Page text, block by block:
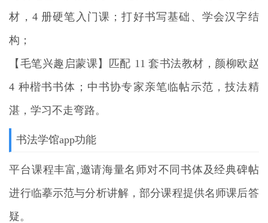
材，4 册硬笔入门课；打好书写基础、学会汉字结
构；
【毛笔兴趣启蒙课】匹配 11 套书法教材，颜柳欧赵
4 种楷书书体；中书协专家亲笔临帖示范，技法精
湛，学习不走弯路。
书法学馆app功能
平台课程丰富,邀请海量名师对不同书体及经典碑帖
进行临摹示范与分析讲解，部分课程提供名师课后答
疑。